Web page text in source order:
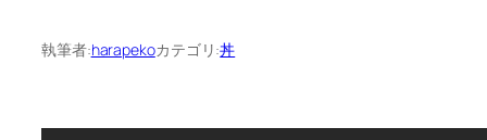
執筆者:harapekoカテゴリ:丼